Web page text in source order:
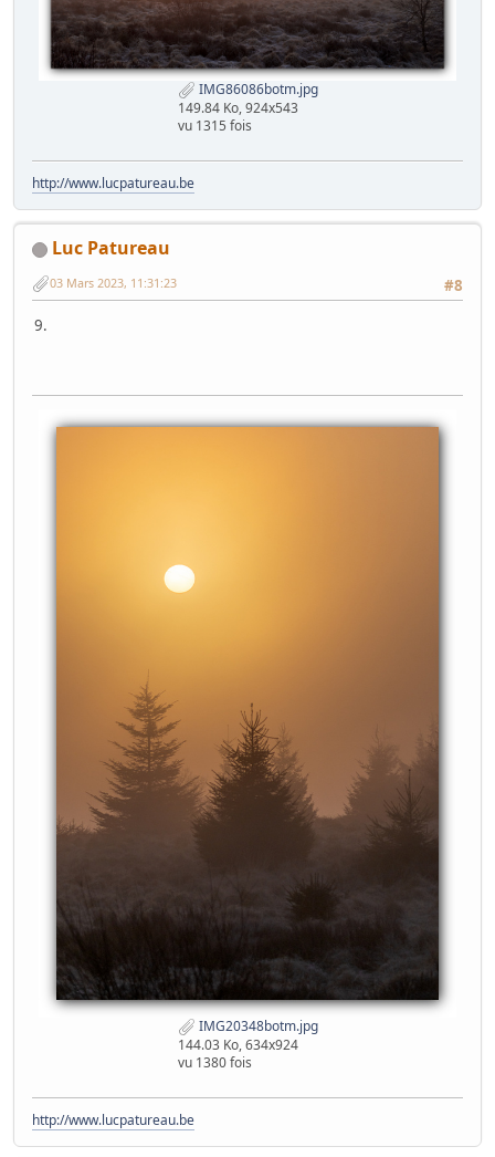
IMG86086botm.jpg
149.84 Ko, 924x543
vu 1315 fois
http://www.lucpatureau.be
Luc Patureau
#8
03 Mars 2023, 11:31:23
9.
IMG20348botm.jpg
144.03 Ko, 634x924
vu 1380 fois
http://www.lucpatureau.be